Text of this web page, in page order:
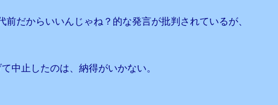
だからいいんじゃね？的な発言が批判されているが、
中止したのは、納得がいかない。